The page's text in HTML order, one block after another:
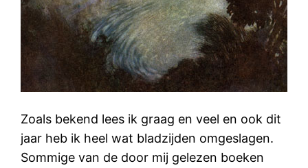
Zoals bekend lees ik graag en veel en ook dit
jaar heb ik heel wat bladzijden omgeslagen.
Sommige van de door mij gelezen boeken